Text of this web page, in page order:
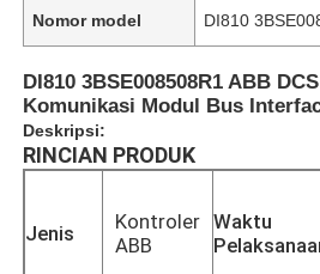
Nomor model DI810
DI810 3BSE008508R1 ABB
Komunikasi Modul Bus
Deskripsi:
RINCIAN PRODUK
Jenis
Kontroler
ABB
Waktu